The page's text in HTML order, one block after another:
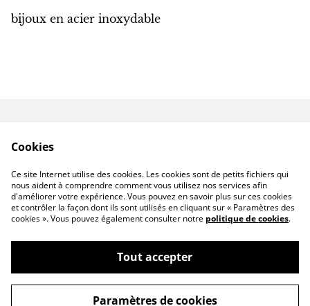
bijoux en acier inoxydable
Livraison hors France
©2026CassandraFAIRYHOUSE
Cookies
Ce site Internet utilise des cookies. Les cookies sont de petits fichiers qui
nous aident à comprendre comment vous utilisez nos services afin
d'améliorer votre expérience. Vous pouvez en savoir plus sur ces cookies
et contrôler la façon dont ils sont utilisés en cliquant sur « Paramètres des
cookies ». Vous pouvez également consulter notre politique de cookies.
Tout accepter
Paramètres de cookies